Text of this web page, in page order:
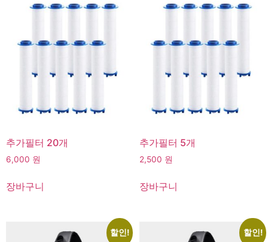
추가필터 20개
6,000 원
장바구니
추가필터 5개
2,500 원
장바구니
할인! 할인!